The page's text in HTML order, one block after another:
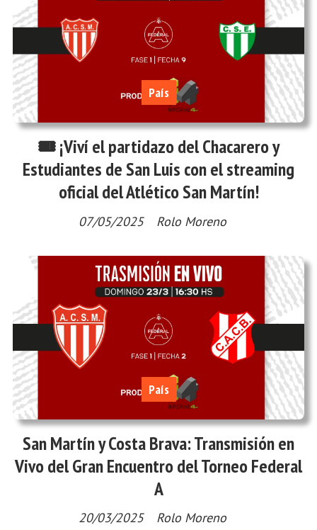
🎟️ ¡Viví el partidazo del Chacarero y
Estudiantes de San Luis con el streaming
oficial del Atlético San Martín!
Rolo Moreno
País
07/05/2025
San Martín y Costa Brava: Transmisión en
Vivo del Gran Encuentro del Torneo Federal
A
Rolo Moreno
País
20/03/2025